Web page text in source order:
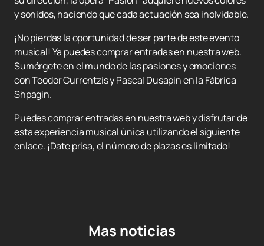
y sonidos, haciendo que cada actuación sea inolvidable.
¡No pierdas la oportunidad de ser parte de este evento
musical! Ya puedes comprar entradas en nuestra web.
Sumérgete en el mundo de las pasiones y emociones
con Teodor Currentzis y Pascal Dusapin en la Fábrica
Shpagin.
Puedes comprar entradas en nuestra web y disfrutar de
esta experiencia musical única utilizando el siguiente
enlace. ¡Date prisa, el número de plazas es limitado!
Mas noticias